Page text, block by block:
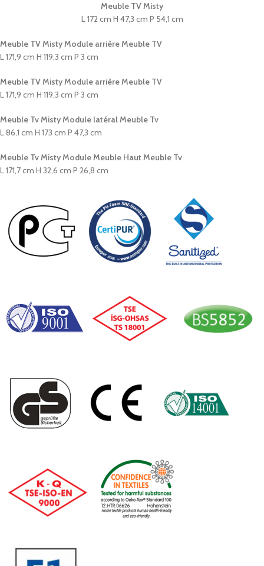
Meuble TV Misty
L 172 cm H 47,3 cm P 54,1 cm
Meuble TV Misty Module arrière Meuble TV
L 171,9 cm H 119,3 cm P 3 cm
Meuble TV Misty Module arrière Meuble TV
L 171,9 cm H 119,3 cm P 3 cm
Meuble Tv Misty Module latéral Meuble Tv
L 86,1 cm H 173 cm P 47,3 cm
Meuble Tv Misty Module Meuble Haut Meuble Tv
L 171,7 cm H 32,6 cm P 26,8 cm